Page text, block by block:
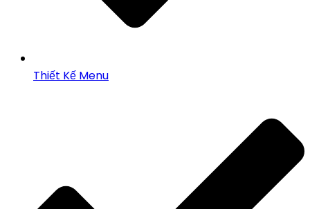
Thiết Kế Menu